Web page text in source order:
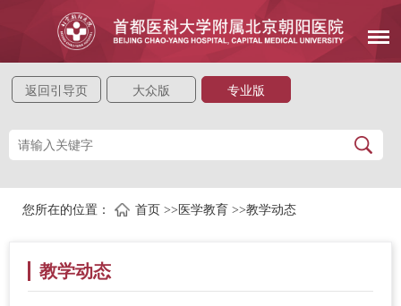
返回引导页 大众版 专业版
您所在的位置： 首页 >> 医学教育 >>教学动态
教学动态